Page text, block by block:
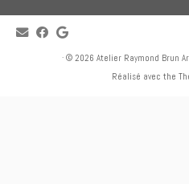
· © 2026 Atelier Raymond Brun
Réalisé avec the